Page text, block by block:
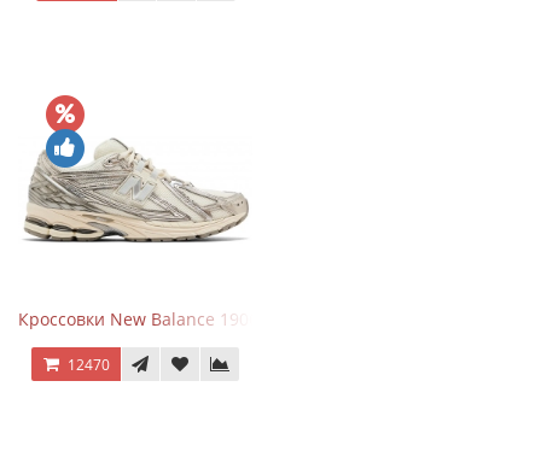
Кроссовки New Balance 1906R Arid Stone
12470